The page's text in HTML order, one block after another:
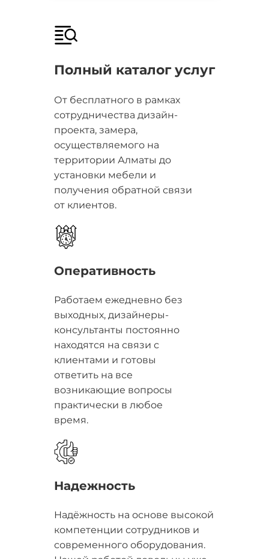
Полный каталог услуг
От бесплатного в рамках
сотрудничества дизайн-
проекта, замера,
осуществляемого на
территории Алматы до
установки мебели и
получения обратной связи
от клиентов.
Оперативность
Работаем ежедневно без
выходных, дизайнеры-
консультанты постоянно
находятся на связи с
клиентами и готовы
ответить на все
возникающие вопросы
практически в любое
время.
Надежность
Надёжность на основе высокой
компетенции сотрудников и
современного оборудования.